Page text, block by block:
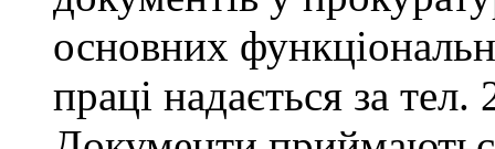
основних
праці надається за